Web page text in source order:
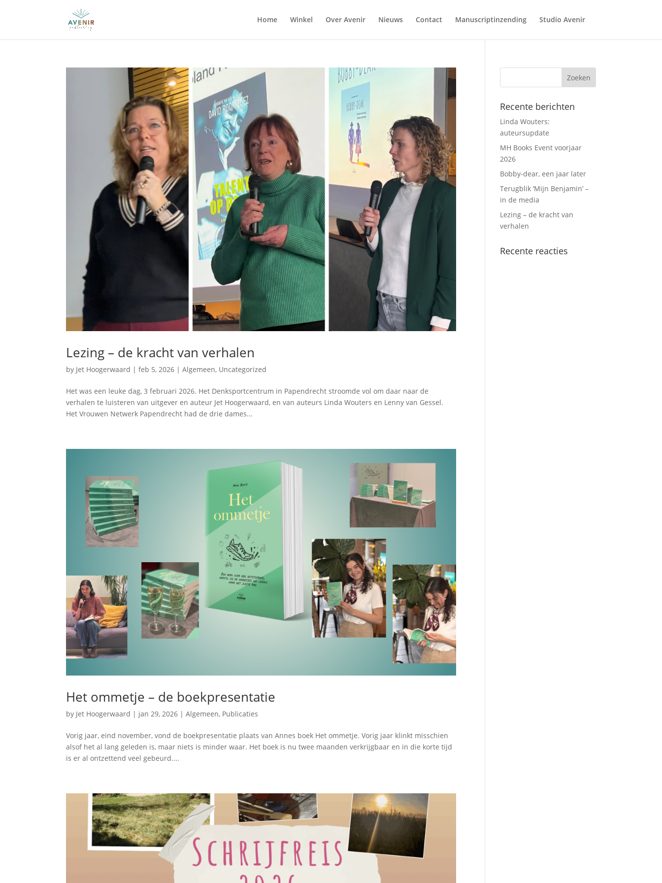
Home Winkel Over Avenir Nieuws Contact Manuscriptinzending Studio Avenir
Lezing – de kracht van verhalen
by Jet Hoogerwaard |feb 5, 2026 |Algemeen, Uncategorized
Het was een leuke dag, 3 februari 2026. Het Denksportcentrum in Papendrecht stroomde vol om daar naar de
verhalen te luisteren van uitgever en auteur Jet Hoogerwaard, en van auteurs Linda Wouters en Lenny van Gessel.
Het Vrouwen Netwerk Papendrecht had de drie dames...
Het ommetje – de boekpresentatie
by Jet Hoogerwaard | jan 29, 2026 |Algemeen, Publicaties
Vorig jaar, eind november, vond de boekpresentatie plaats van Annes boek Het ommetje. Vorig jaar klinkt misschien
alsof het al lang geleden is, maar niets is minder waar. Het boek is nu twee maanden verkrijgbaar en in die korte tijd
is er al ontzettend veel gebeurd....
Recente berichten
Linda Wouters:
auteursupdate
MH Books Event voorjaar
2026
Bobby-dear, een jaar later
Terugblik ‘Mijn Benjamin’ –
in de media
Lezing – de kracht van
verhalen
Recente reacties